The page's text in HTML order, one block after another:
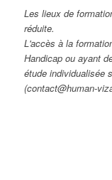
Les lieux de
réduite.
L'accès à la
Handicap ou ayant
étude individualisée
(contact@human-